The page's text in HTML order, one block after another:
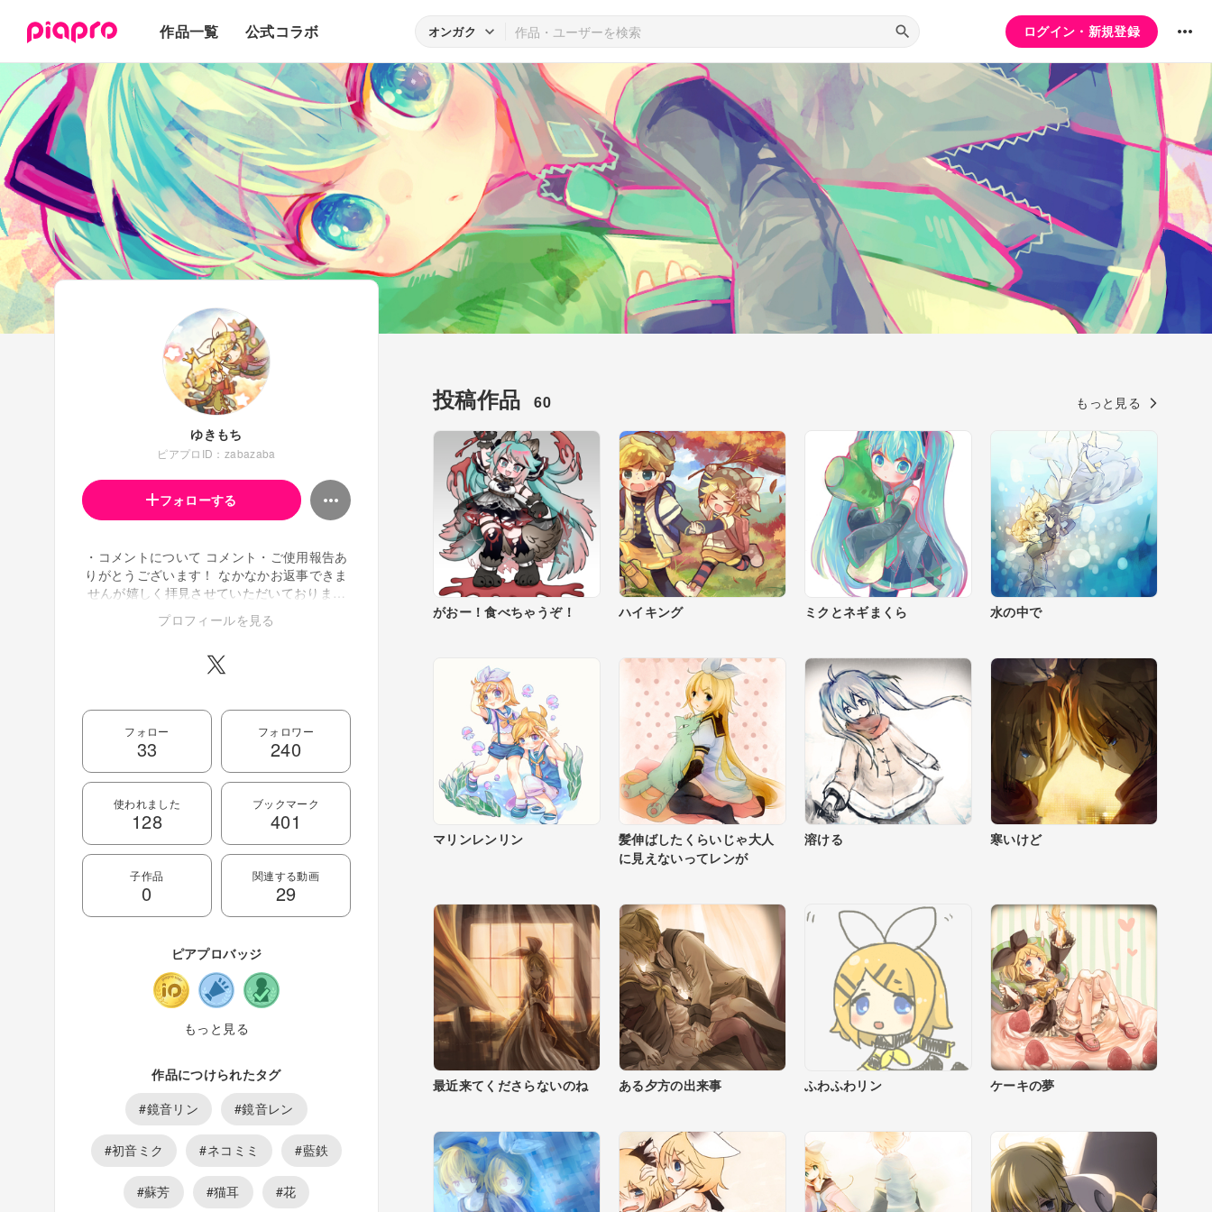
作品一覧
3Dモデル
公式コラボ オンガク ログイン・新規登録
ゆきもち
ピアプロID：zabazaba
フォローする
・コメントについて コメント・ご使用報告あ
りがとうございます！ なかなかお返事できま
せんが嬉しく拝見させていただいております
利用OKです。 加工(サイズ変更やカットな
ぞ！ 利用して下さったサイトのURLを教えて
使っていただいた動画 ニコニコ…
http://www.nicovideo.jp/mylist/23940935
YouTube…https://youtube.com/playlist?
list=PLlbqPwDQ5zMXxoSG1aO9Az5IuTDBh
VqJv&si=T0Ps4ixpvVCJK_xC ピクシブにもお
ります http://www.pixiv.net/member.php?
プロフィールを見る
フォロー
33
フォロワー
240
使われました
128
ブックマーク
401
子作品
0
関連する動画
29
ピアプロバッジ
もっと見る
作品につけられたタグ
#鏡音リン
#鏡音レン
#初音ミク #ネコミミ #藍鉄
#蘇芳 #猫耳 #花
投稿作品 60 もっと見る
がおー！食べちゃうぞ！ ハイキング ミクとネギまくら 水の中で
マリンレンリン
髪伸ばしたくらいじゃ大人
に見えないってレンが
溶ける 寒いけど
最近来てくださらないのね ある夕方の出来事 ふわふわリン ケーキの夢